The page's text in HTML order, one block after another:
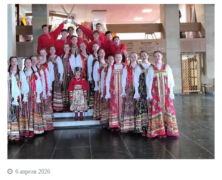
6 апреля 2026